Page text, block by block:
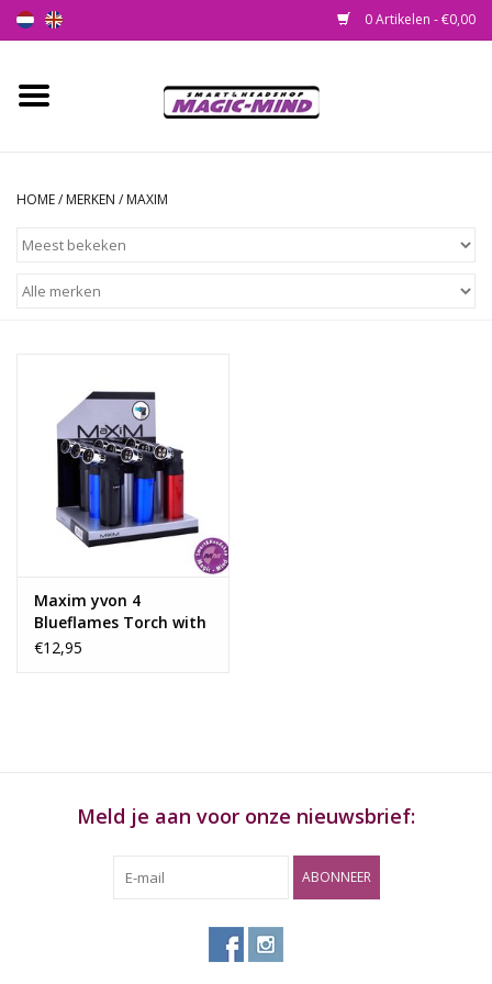
0 Artikelen - €0,00
Home
Headshop
Health Supplies
Psychedelic
Rituals & Wierook
Sale
HOME/ MERKEN / MAXIM
Maxim yvon 4
Blueflames Torch with
different colors
€12,95
Meld je aan voor onze nieuwsbrief:
ABONNEER